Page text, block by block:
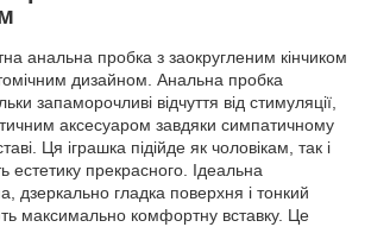
анальна пробка з заокругленим кінчиком
дизайном. Анальна пробка
запаморочливі відчуття від стимуляції,
аксесуаром завдяки симпатичному
Ця іграшка підійде як чоловікам, так і
естетику прекрасного. Ідеальна
дзеркально гладка поверхня і тонкий
максимально комфортну вставку. Це